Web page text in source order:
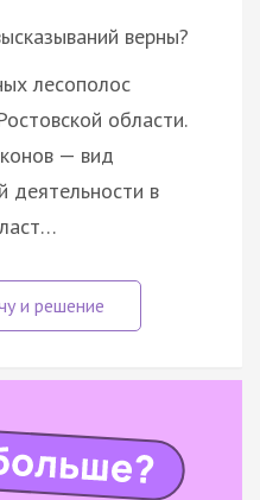
верны?
лесополос
области.
— вид
деятельности в